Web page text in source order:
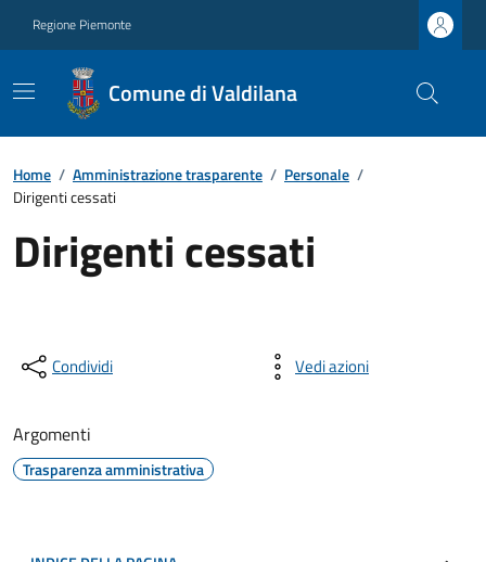
Regione Piemonte
Comune di Valdilana
Home / Amministrazione trasparente / Personale /
Dirigenti cessati
Dirigenti cessati
Condividi Vedi azioni
Argomenti
Trasparenza amministrativa